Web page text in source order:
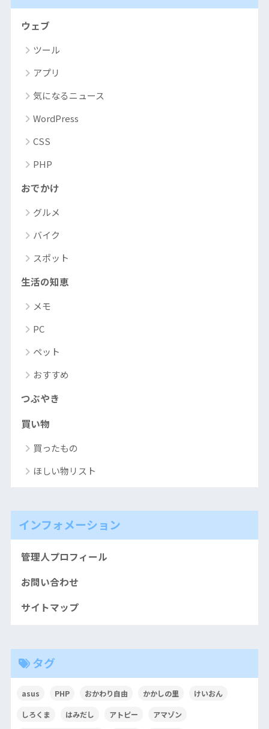
ウェブ
ツール
アプリ
気になるニュース
WordPress
CSS
PHP
おでかけ
グルメ
バイク
スポット
生活の知恵
メモ
PC
ペット
おすすめ
つぶやき
買い物
買ったもの
ほしい物リスト
インフォメーション
管理人プロフィール
お問い合わせ
サイトマップ
タグ
asus PHP おかわり自由 かかしの里 けいおん
しろくま はみだし アトピー アマゾン